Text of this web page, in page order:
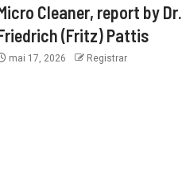
Cleaner, report by Dr.
(Fritz) Pattis
mai 17, 2026 Registrar